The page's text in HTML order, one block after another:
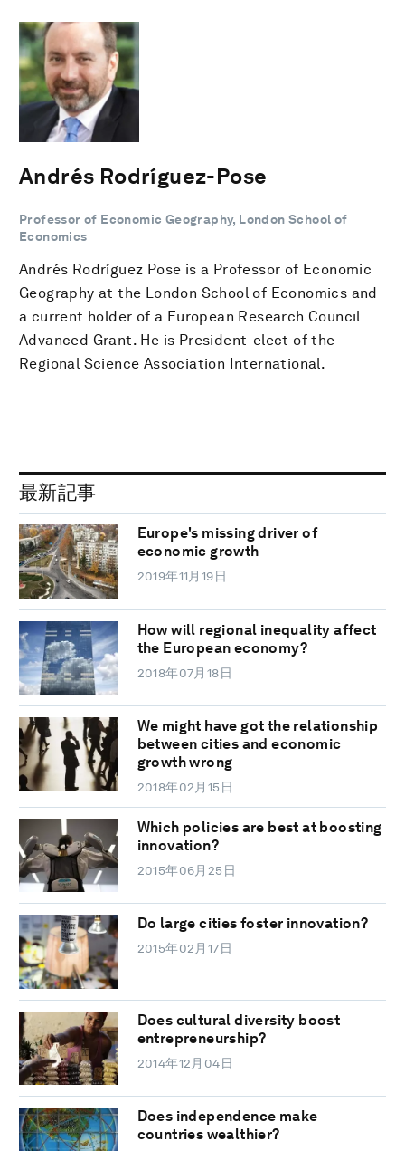
Andrés Rodríguez-Pose
Professor of Economic Geography, London School of
Economics
Andrés Rodríguez Pose is a Professor of Economic
Geography at the London School of Economics and
a current holder of a European Research Council
Advanced Grant. He is President-elect of the
Regional Science Association International.
最新記事
Europe's missing driver of
economic growth
2019年11月19日
How will regional inequality affect
the European economy?
2018年07月18日
We might have got the relationship
between cities and economic
growth wrong
2018年02月15日
Which policies are best at boosting
innovation?
2015年06月25日
Do large cities foster innovation?
2015年02月17日
Does cultural diversity boost
entrepreneurship?
2014年12月04日
Does independence make
countries wealthier?